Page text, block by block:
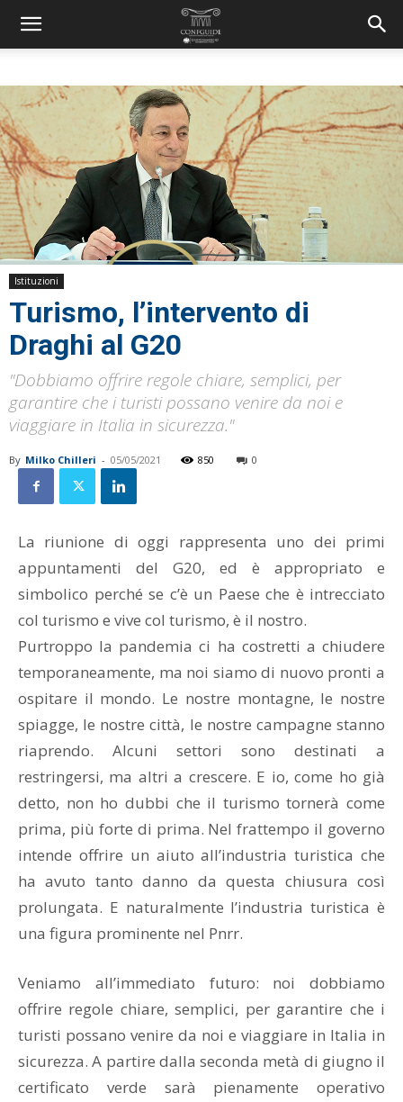
Istituzioni
Turismo, l’intervento di
Draghi al G20
"Dobbiamo offrire regole chiare, semplici, per
garantire che i turisti possano venire da noi e
viaggiare in Italia in sicurezza."
By Milko Chilleri - 05/05/2021 850 0
La riunione di oggi rappresenta uno dei primi
appuntamenti del G20, ed è appropriato e
simbolico perché se c’è un Paese che è intrecciato
col turismo e vive col turismo, è il nostro.
Purtroppo la pandemia ci ha costretti a chiudere
temporaneamente, ma noi siamo di nuovo pronti a
ospitare il mondo. Le nostre montagne, le nostre
spiagge, le nostre città, le nostre campagne stanno
riaprendo. Alcuni settori sono destinati a
restringersi, ma altri a crescere. E io, come ho già
detto, non ho dubbi che il turismo tornerà come
prima, più forte di prima. Nel frattempo il governo
intende offrire un aiuto all’industria turistica che
ha avuto tanto danno da questa chiusura così
prolungata. E naturalmente l’industria turistica è
una figura prominente nel Pnrr.
Veniamo all’immediato futuro: noi dobbiamo
offrire regole chiare, semplici, per garantire che i
turisti possano venire da noi e viaggiare in Italia in
sicurezza. A partire dalla seconda metà di giugno il
certificato verde sarà pienamente operativo